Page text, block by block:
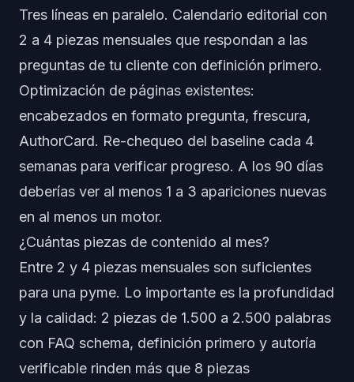
Tres líneas en paralelo. Calendario editorial con
2 a 4 piezas mensuales que respondan a las
preguntas de tu cliente con definición primero.
Optimización de páginas existentes:
encabezados en formato pregunta, frescura,
AuthorCard. Re-chequeo del baseline cada 4
semanas para verificar progreso. A los 90 días
deberías ver al menos 1 a 3 apariciones nuevas
en al menos un motor.
¿Cuántas piezas de contenido al mes?
Entre 2 y 4 piezas mensuales son suficientes
para una pyme. Lo importante es la profundidad
y la calidad: 2 piezas de 1.500 a 2.500 palabras
con FAQ schema, definición primero y autoría
verificable rinden más que 8 piezas